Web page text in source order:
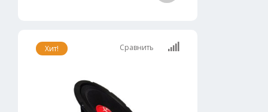
Хит! Сравнить